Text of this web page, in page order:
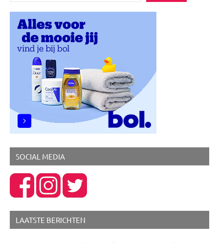
Lifestyle
Werk
geld
SOCIAL MEDIA
LAATSTE BERICHTEN